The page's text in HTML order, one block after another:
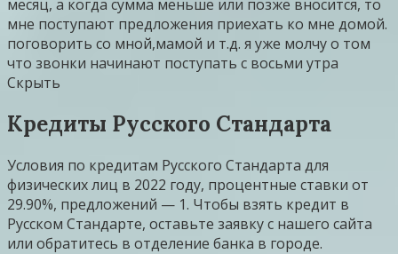
месяц, а когда сумма меньше или позже вносится, то
мне поступают предложения приехать ко мне домой.
поговорить со мной,мамой и т.д. я уже молчу о том
что звонки начинают поступать с восьми утра
Скрыть
Кредиты Русского Стандарта
Условия по кредитам Русского Стандарта для
физических лиц в 2022 году, процентные ставки от
29.90%, предложений — 1. Чтобы взять кредит в
Русском Стандарте, оставьте заявку с нашего сайта
или обратитесь в отделение банка в городе.